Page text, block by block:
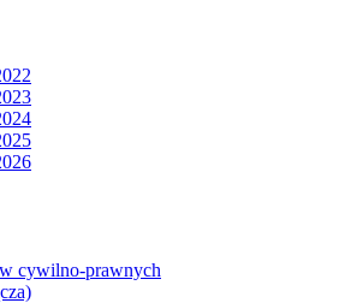
cywilno-prawnych